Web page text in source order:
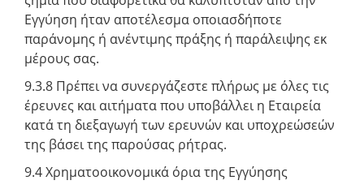
Εγγύηση ήταν αποτέλεσμα οποιασδήποτε
παράνομης ή ανέντιμης πράξης ή παράλειψης εκ
μέρους σας.
9.3.8 Πρέπει να συνεργάζεστε πλήρως με όλες τις
έρευνες και αιτήματα που υποβάλλει η Εταιρεία
κατά τη διεξαγωγή των ερευνών και υποχρεώσεών
της βάσει της παρούσας ρήτρας.
9.4 Χρηματοοικονομικά όρια της Εγγύησης